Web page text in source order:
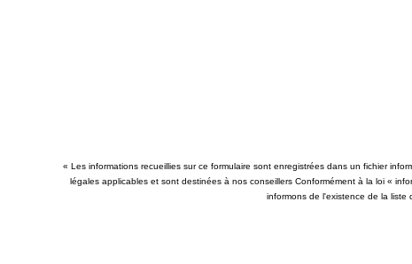
« Les informations recueillies sur ce formulaire sont enregistrées dans un fichier
légales applicables et sont destinées à nos conseillers Conformément à la loi «
informons de l'existence de la liste